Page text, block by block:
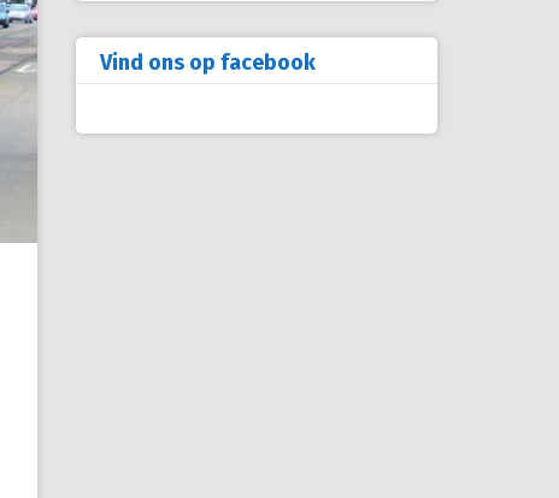
Vind ons op facebook